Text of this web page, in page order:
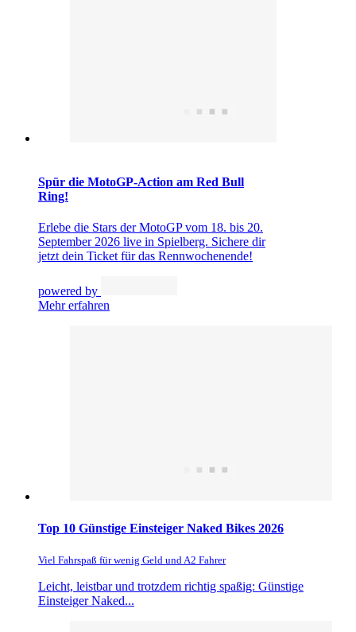
Spür die MotoGP-Action am Red Bull
Ring!
Erlebe die Stars der MotoGP vom 18. bis 20.
September 2026 live in Spielberg. Sichere dir
jetzt dein Ticket für das Rennwochenende!
powered by
Mehr erfahren
Top 10 Günstige Einsteiger Naked Bikes 2026
Viel Fahrspaß für wenig Geld und A2 Fahrer
Leicht, leistbar und trotzdem richtig spaßig: Günstige
Einsteiger Naked...